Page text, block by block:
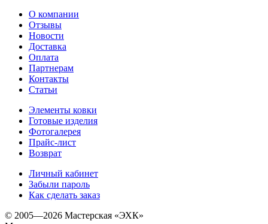
О компании
Отзывы
Новости
Доставка
Оплата
Партнерам
Контакты
Статьи
Элементы ковки
Готовые изделия
Фотогалерея
Прайс-лист
Возврат
Личный кабинет
Забыли пароль
Как сделать заказ
© 2005—2026 Мастерская «ЭХК»